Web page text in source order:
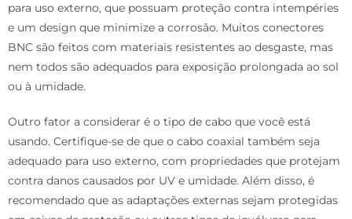
para uso externo, que possuam proteção contra intempéries
e um design que minimize a corrosão. Muitos conectores
BNC são feitos com materiais resistentes ao desgaste, mas
nem todos são adequados para exposição prolongada ao sol
ou à umidade.
Outro fator a considerar é o tipo de cabo que você está
usando. Certifique-se de que o cabo coaxial também seja
adequado para uso externo, com propriedades que protejam
contra danos causados por UV e umidade. Além disso, é
recomendado que as adaptações externas sejam protegidas